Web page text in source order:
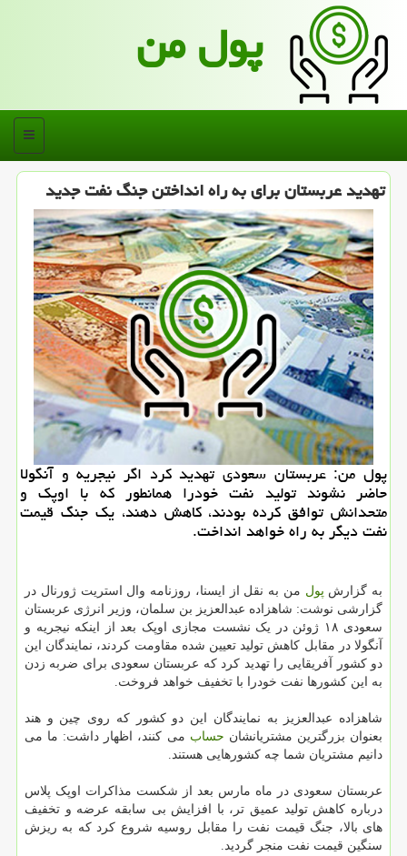
پول من
منو
تهدید عربستان برای به راه انداختن جنگ نفت جدید
پول من: عربستان سعودی تهدید كرد اگر نیجریه و آنگولا
حاضر نشوند تولید نفت خودرا همانطور كه با اوپك و
متحدانش توافق كرده بودند، كاهش دهند، یك جنگ قیمت
نفت دیگر به راه خواهد انداخت.
به گزارش پول من به نقل از ایسنا، روزنامه وال استریت ژورنال در
گزارشی نوشت: شاهزاده عبدالعزیز بن سلمان، وزیر انرژی عربستان
سعودی ۱۸ ژوئن در یک نشست مجازی اوپک بعد از اینکه نیجریه و
آنگولا در مقابل کاهش تولید تعیین شده مقاومت کردند، نمایندگان این
دو کشور آفریقایی را تهدید کرد که عربستان سعودی برای ضربه زدن
به این کشورها نفت خودرا با تخفیف خواهد فروخت.
شاهزاده عبدالعزیز به نمایندگان این دو کشور که روی چین و هند
بعنوان بزرگترین مشتریانشان حساب می کنند، اظهار داشت: ما می
دانیم مشتریان شما چه کشورهایی هستند.
عربستان سعودی در ماه مارس بعد از شکست مذاکرات اوپک پلاس
درباره کاهش تولید عمیق تر، با افزایش بی سابقه عرضه و تخفیف
های بالا، جنگ قیمت نفت را مقابل روسیه شروع کرد که به ریزش
سنگین قیمت نفت منجر گردید.